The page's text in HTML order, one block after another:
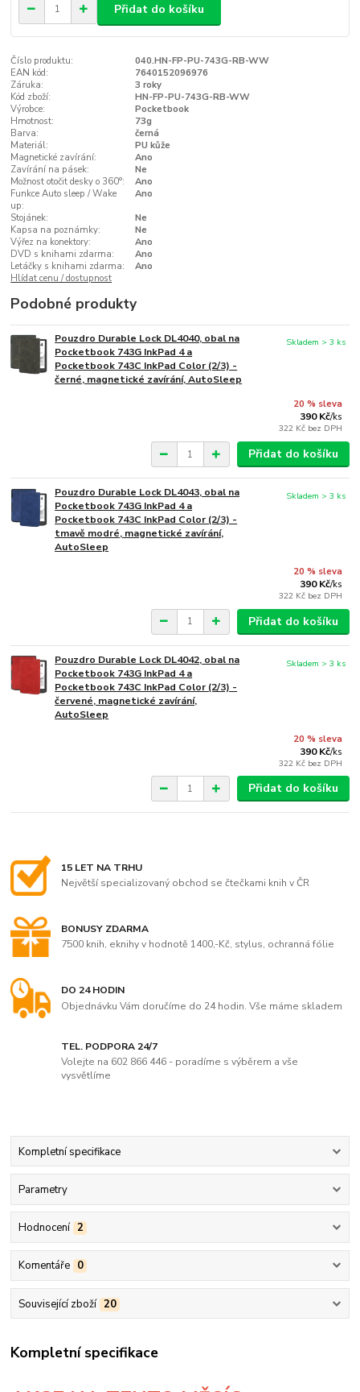
Přidat do košíku
Číslo produktu:
040.HN-FP-PU-743G-RB-WW
EAN kód:
7640152096976
Záruka:
3 roky
Kód zboží:
HN-FP-PU-743G-RB-WW
Výrobce:
Pocketbook
Hmotnost:
73g
Barva:
černá
Materiál:
PU kůže
Magnetické zavírání:
Ano
Zavírání na pásek:
Ne
Možnost otočit desky o 360°:
Ano
Funkce Auto sleep / Wake
up:
Ano
Stojánek:
Ne
Kapsa na poznámky:
Ne
Výřez na konektory:
Ano
DVD s knihami zdarma:
Ano
Letáčky s knihami zdarma:
Ano
Hlídat cenu / dostupnost
Podobné produkty
Pouzdro Durable Lock DL4040, obal na
Pocketbook 743G InkPad 4 a
Pocketbook 743C InkPad Color (2/3) -
černé, magnetické zavírání, AutoSleep
20 % sleva
390 Kč/ks
322 Kč bez DPH
Skladem > 3 ks
Přidat do košíku
Pouzdro Durable Lock DL4043, obal na
Pocketbook 743G InkPad 4 a
Pocketbook 743C InkPad Color (2/3) -
tmavě modré, magnetické zavírání,
AutoSleep
20 % sleva
390 Kč/ks
322 Kč bez DPH
Skladem > 3 ks
Přidat do košíku
Pouzdro Durable Lock DL4042, obal na
Pocketbook 743G InkPad 4 a
Pocketbook 743C InkPad Color (2/3) -
červené, magnetické zavírání,
AutoSleep
20 % sleva
390 Kč/ks
322 Kč bez DPH
Skladem > 3 ks
Přidat do košíku
15 LET NA TRHU
Největší specializovaný obchod se čtečkami knih v ČR
BONUSY ZDARMA
7500 knih, eknihy v hodnotě 1400,-Kč, stylus, ochranná fólie
DO 24 HODIN
Objednávku Vám doručíme do 24 hodin. Vše máme skladem
TEL. PODPORA 24/7
Volejte na 602 866 446 - poradíme s výběrem a vše
vysvětlíme
Kompletní specifikace
Parametry
Hodnocení 2
Komentáře 0
Související zboží 20
Kompletní specifikace